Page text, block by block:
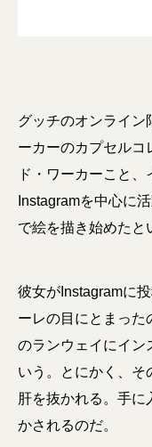
グッチのオンライン
ーカーのカプセルコ
ド・ワーカーこと、
Instagramを中心に
で絵を描き始めたと
彼女がInstagramに
ーレの目にとまった
のランウェイにイン
いう。とにかく、そ
肝を抜かれる。手に
かされるのだ。